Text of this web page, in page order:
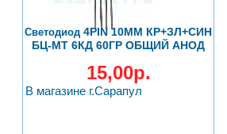
Светодиод 4PIN 10ММ КР+ЗЛ+СИН
БЦ-МТ 6КД 60ГР ОБЩИЙ АНОД
15,00р.
В магазине г.Сарапул